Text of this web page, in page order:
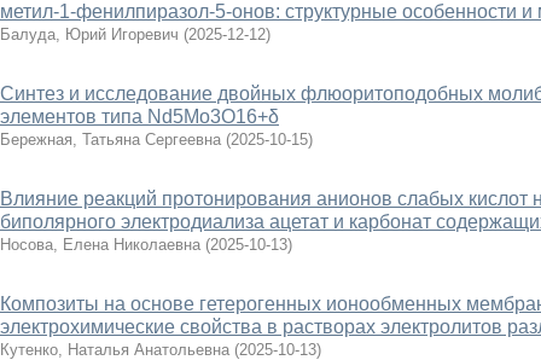
метил-1-фенилпиразол-5-онов: структурные особенности и
Балуда, Юрий Игоревич (2025-12-12)
Синтез и исследование двойных флюоритоподобных
элементов типа Nd5Mo3O16+δ
Бережная, Татьяна Сергеевна (2025-10-15)
Влияние реакций протонирования анионов слабых кислот
биполярного электродиализа ацетат и карбонат
Носова, Елена Николаевна (2025-10-13)
Композиты на основе гетерогенных ионообменных
электрохимические свойства в растворах электролитов
Кутенко, Наталья Анатольевна (2025-10-13)